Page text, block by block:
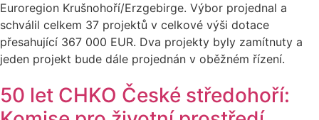
Euroregion Krušnohoří/Erzgebirge. Výbor projednal a
schválil celkem 37 projektů v celkové výši dotace
přesahující 367 000 EUR. Dva projekty byly zamítnuty a
jeden projekt bude dále projednán v oběžném řízení.
50 let CHKO České středohoří: